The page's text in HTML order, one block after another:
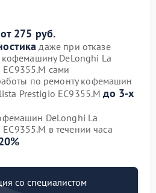
от 275 руб.
даже при отказе
DeLonghi La
сами
по ремонту кофемашин
Prestigio EC9355.Mдо 3-х
DeLonghi La
в течении часа
со специалистом